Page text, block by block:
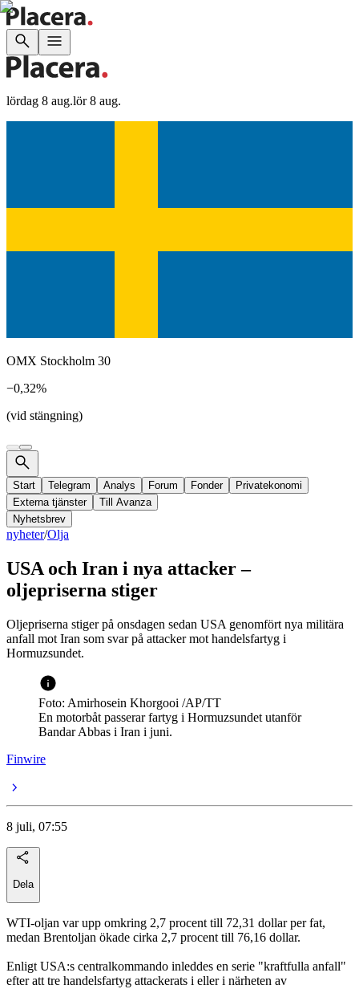
lördag 8 aug.lör 8 aug.
OMX Stockholm 30
−0,32%
(vid stängning)
Start Telegram Analys Forum Fonder
Privatekonomi
Externa tjänster
Till Avanza
Nyhetsbrev
nyheter/Olja
USA och Iran i nya attacker –
oljepriserna stiger
Oljepriserna stiger på onsdagen sedan USA genomfört nya militära
anfall mot Iran som svar på attacker mot handelsfartyg i
Hormuzsundet.
Foto: Amirhosein Khorgooi /AP/TT
En motorbåt passerar fartyg i Hormuzsundet utanför
Bandar Abbas i Iran i juni.
Finwire
8 juli, 07:55
Dela
WTI-oljan var upp omkring 2,7 procent till 72,31 dollar per fat,
medan Brentoljan ökade cirka 2,7 procent till 76,16 dollar.
Enligt USA:s centralkommando inleddes en serie "kraftfulla anfall"
efter att tre handelsfartyg attackerats i eller i närheten av